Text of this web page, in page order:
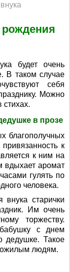
будет очень
В таком случае
себя
Можно
стихах.
в прозе
благополучных
к
к ним на
вдыхает аромат
гулять по
человека.
старички
Им очень
торжеству.
с днем
дедушке. Такое
людям.